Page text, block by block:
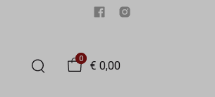
0
€ 0,00